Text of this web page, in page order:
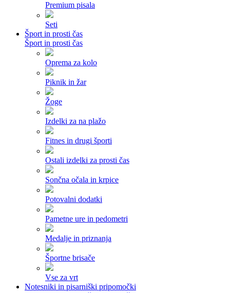
Premium pisala
Seti
Šport in prosti čas
Šport in prosti čas
Oprema za kolo
Piknik in žar
Žoge
Izdelki za na plažo
Fitnes in drugi športi
Ostali izdelki za prosti čas
Sončna očala in krpice
Potovalni dodatki
Pametne ure in pedometri
Medalje in priznanja
Športne brisače
Vse za vrt
Notesniki in pisarniški pripomočki